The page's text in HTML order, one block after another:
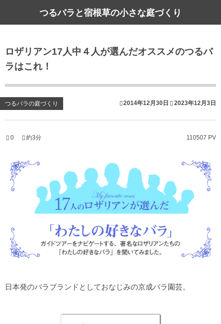
つるバラと宿根草の小さな庭づくり
ロザリアン17人中４人が選んだオススメのつるバ
ラはこれ！
つるバラの庭づくり 2014年12月30日 2023年12月3日
0 110507 PV
約3分
日本発のバラブランドとしておなじみの京成バラ園芸。